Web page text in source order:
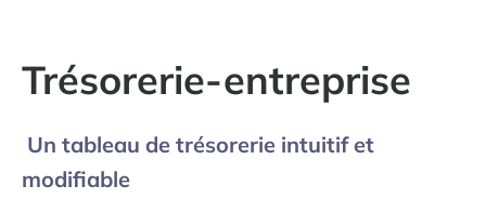
Trésorerie-entreprise
Un tableau de trésorerie intuitif et
modifiable